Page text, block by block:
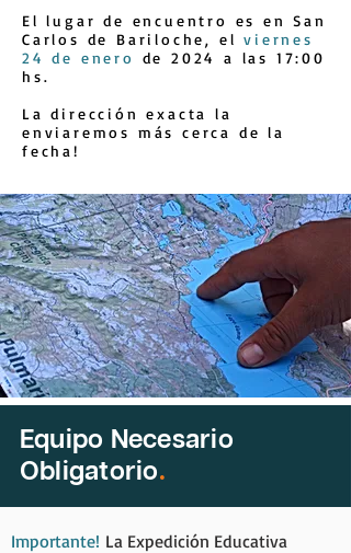
El lugar de encuentro es en San
Carlos de Bariloche, elviernes
24 de enero
de 2024 a las 17:00
hs.
La dirección exacta la
enviaremos más cerca de la
fecha!
Equipo Necesario
Obligatorio.
Importante! La Expedición Educativa